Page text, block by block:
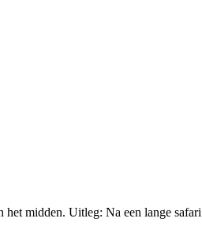
midden. Uitleg: Na een lange